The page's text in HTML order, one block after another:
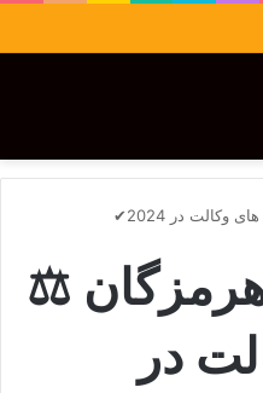
در 2024✔
هرمزگان ⚖️
در